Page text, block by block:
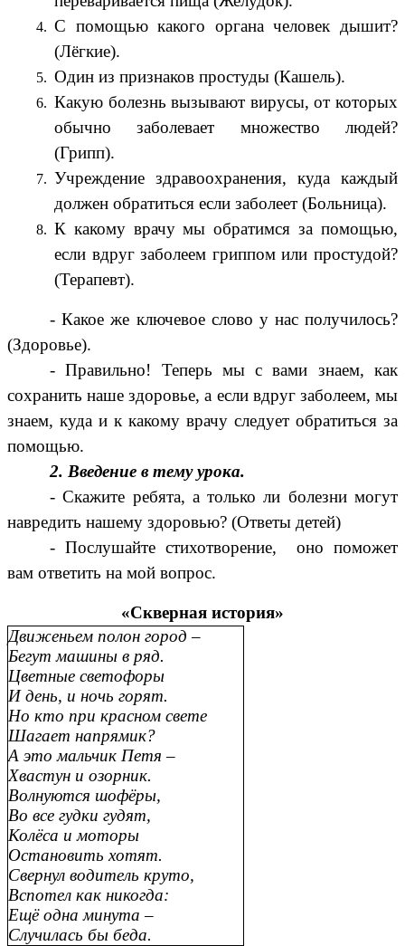
С помощью какого органа человек дышит?
(Лёгкие).
Один из признаков простуды (Кашель).
Какую болезнь вызывают вирусы, от которых
обычно заболевает множество людей?
(Грипп).
Учреждение здравоохранения, куда каждый
должен обратиться если заболеет (Больница).
К какому врачу мы обратимся за помощью,
если вдруг заболеем гриппом или простудой?
(Терапевт).
- Какое же ключевое слово у нас получилось?
(Здоровье).
- Правильно! Теперь мы с вами знаем, как
сохранить наше здоровье, а если вдруг заболеем, мы
знаем, куда и к какому врачу следует обратиться за
помощью.
2. Введение в тему урока.
- Скажите ребята, а только ли болезни могут
навредить нашему здоровью? (Ответы детей)
- Послушайте стихотворение, оно поможет
вам ответить на мой вопрос.
«Скверная история»
Движеньем полон город –
Бегут машины в ряд.
Цветные светофоры
И день, и ночь горят.
Но кто при красном свете
Шагает напрямик?
А это мальчик Петя –
Хвастун и озорник.
Волнуются шофёры,
Во все гудки гудят,
Колёса и моторы
Остановить хотят.
Свернул водитель круто,
Вспотел как никогда:
Ещё одна минута –
Случилась бы беда.